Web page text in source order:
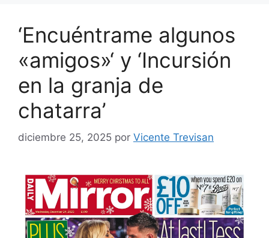
‘Encuéntrame algunos
«amigos»‘ y ‘Incursión
en la granja de
chatarra’
diciembre 25, 2025 por Vicente Trevisan